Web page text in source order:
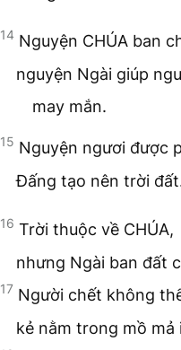
14 Nguyện CHÚA ban
nguyện Ngài giúp
may mắn.
15 Nguyện ngươi được
Đấng tạo nên trời
16 Trời thuộc về CHÚA,
nhưng Ngài ban đất
17 Người chết không
kẻ nằm trong mồ mả